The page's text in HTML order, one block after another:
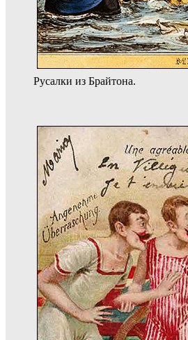
Русалки из Брайтона.